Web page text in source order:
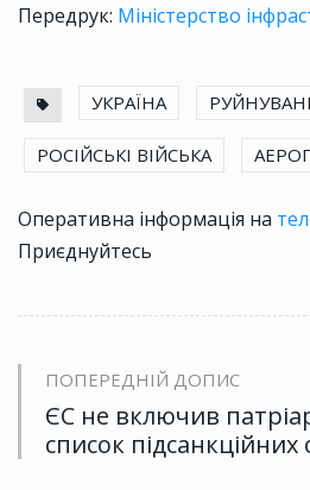
Передрук: Міністерство
УКРАЇНА
РОСІЙСЬКІ ВІЙСЬКА
Оперативна інформація на
Приєднуйтесь
ПОПЕРЕДНІЙ ДОПИС
ЄС не включив
список підсанкційних